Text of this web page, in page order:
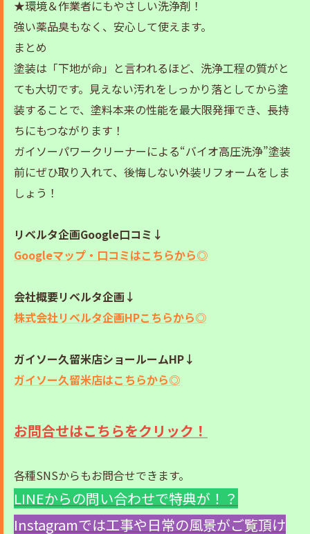
★環境＆作業者にもやさしい洗浄剤！
強い薬品臭もなく、安心して使えます。
まとめ
塗装は「下地が命」と言われるほど、洗浄工程の質がと
ても大切です。見えない汚れをしっかり落としてから塗
装することで、塗料本来の性能を最大限発揮でき、長持
ちにもつながります！
ガイソーパワークリーナーによる“バイオ高圧洗浄”塗装
前にぜひ取り入れて、後悔しない外装リフォームをしま
しょう！
リベルタ企画Google口コミ↓
Googleマップ・口コミはこちらから◎
会社概要リベルタ企画↓
株式会社リベルタ企画HPこちらから◎
ガイソー久留米店ショールームHP↓
ガイソー久留米店はこちらから◎
お問合せはこちらをクリック！
各種SNSからもお問合せできます。
LINEからの問い合わせで特典が！？
Instagramでは工事や日常の風景がご覧頂け